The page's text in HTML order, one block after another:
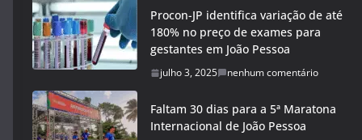
Procon-JP identifica variação de até
180% no preço de exames para
gestantes em João Pessoa
julho 3, 2025 nenhum comentário
Faltam 30 dias para a 5ª Maratona
Internacional de João Pessoa